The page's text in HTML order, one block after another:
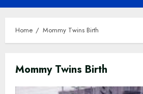
Menu
Home Mommy Twins Birth
Mommy Twins Birth